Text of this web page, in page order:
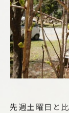
先週土曜日と